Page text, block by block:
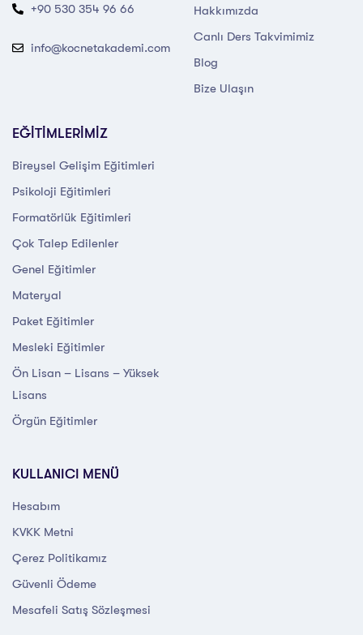
+90 530 354 96 66
info@kocnetakademi.com
Hakkımızda
Canlı Ders Takvimimiz
Blog
Bize Ulaşın
EĞİTİMLERİMİZ
Bireysel Gelişim Eğitimleri
Psikoloji Eğitimleri
Formatörlük Eğitimleri
Çok Talep Edilenler
Genel Eğitimler
Materyal
Paket Eğitimler
Mesleki Eğitimler
Ön Lisan – Lisans – Yüksek
Lisans
Örgün Eğitimler
KULLANICI MENÜ
Hesabım
KVKK Metni
Çerez Politikamız
Güvenli Ödeme
Mesafeli Satış Sözleşmesi